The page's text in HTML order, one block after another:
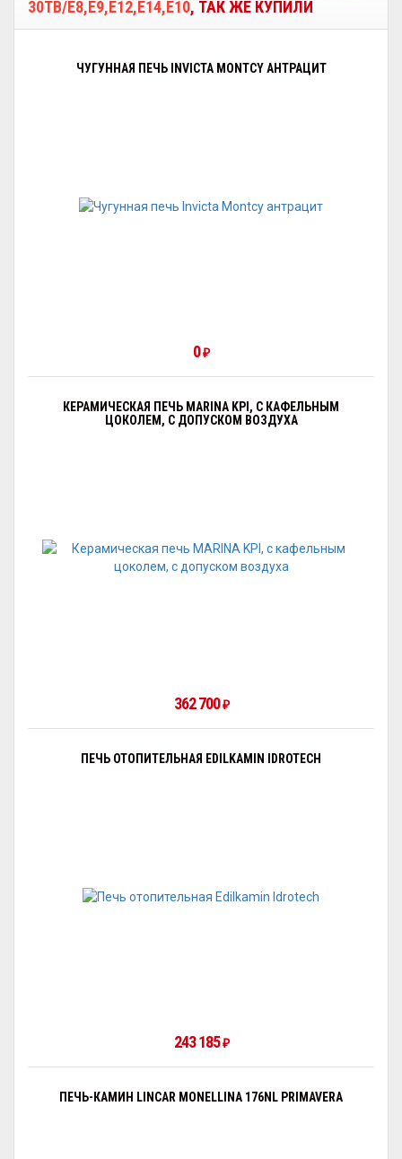
30TB/E8,E9,E12,E14,E10, ТАК ЖЕ КУПИЛИ
ЧУГУННАЯ ПЕЧЬ INVICTA MONTCY АНТРАЦИТ
0 ₽
КЕРАМИЧЕСКАЯ ПЕЧЬ MARINA KPI, С КАФЕЛЬНЫМ
ЦОКОЛЕМ, С ДОПУСКОМ ВОЗДУХА
362 700 ₽
ПЕЧЬ ОТОПИТЕЛЬНАЯ EDILKAMIN IDROTECH
243 185 ₽
ПЕЧЬ-КАМИН LINCAR MONELLINA 176NL PRIMAVERA